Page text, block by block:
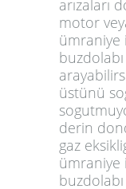
arızaları
motor
ümraniye
üstünü
derin
gaz
ümraniye